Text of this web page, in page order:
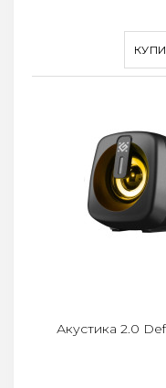
Акустика 2.0